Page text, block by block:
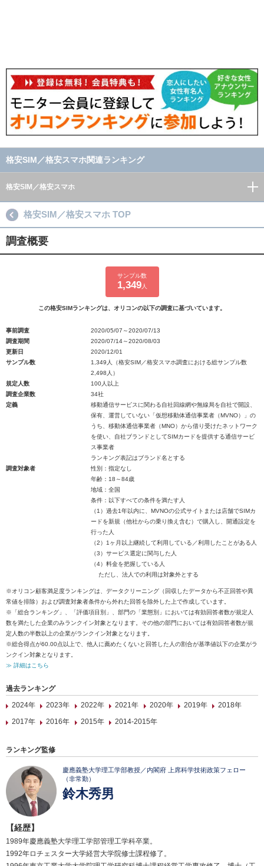
格安SIM／格安スマホ関連ランキング
格安SIM／格安スマホ
格安SIM／格安スマホ TOP
調査概要
サンプル数
1,349人
この格安SIMランキングは、オリコンの以下の調査に基づいています。
事前調査
2020/05/07～2020/07/13
調査期間
2020/07/14～2020/08/03
更新日
2020/12/01
サンプル数
1,349人（格安SIM／格安スマホ調査における総サンプル数
2,498人）
規定人数
100人以上
調査企業数
34社
定義
移動通信サービスに関わる自社回線網や無線局を自社で開設、
保有、運営していない「仮想移動体通信事業者（MVNO）」の
うち、移動体通信事業者（MNO）から借り受けたネットワーク
を使い、自社ブランドとしてSIMカードを提供する通信サービ
ス事業者
ランキング表記はブランド名とする
調査対象者
性別：指定なし
年齢：18～84歳
地域：全国
条件：以下すべての条件を満たす人
（1）過去1年以内に、MVNOの公式サイトまたは店舗でSIMカ
ードを新規（他社からの乗り換え含む）で購入し、開通設定を
行った人
（2）1ヶ月以上継続して利用している／利用したことがある人
（3）サービス選定に関与した人
（4）料金を把握している人
ただし、法人での利用は対象外とする
※オリコン顧客満足度ランキングは、データクリーニング（回収したデータから不正回答や異
常値を排除）および調査対象者条件から外れた回答を除外した上で作成しています。
※「総合ランキング」、「評価項目別」、部門の「業態別」においては有効回答者数が規定人
数を満たした企業のみランクイン対象となります。その他の部門においては有効回答者数が規
定人数の半数以上の企業がランクイン対象となります。
※総合得点が60.00点以上で、他人に薦めたくないと回答した人の割合が基準値以下の企業がラ
ンクイン対象となります。
≫ 詳細はこちら
過去ランキング
2024年
2023年 2022年 2021年 2020年 2019年
2018年
2017年
2016年 2015年 2014-2015年
ランキング監修
慶應義塾大学理工学部教授／内閣府 上席科学技術政策フェロー
（非常勤）
鈴木秀男
【経歴】
1989年慶應義塾大学理工学部管理工学科卒業。
1992年ロチェスター大学経営大学院修士課程修了。